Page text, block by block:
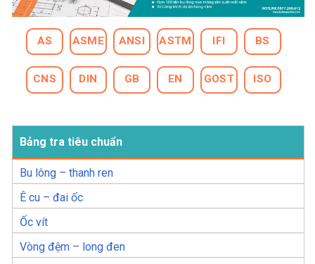
AS ASME ANSI ASTM IFI BS
CNS DIN GB EN GOST ISO
Bảng tra tiêu chuẩn
Bu lông – thanh ren
Ê cu – đai ốc
Ốc vít
Vòng đệm – long đen